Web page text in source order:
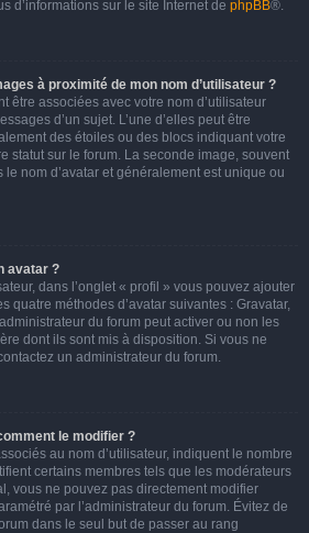
d’informations sur le site Internet de phpBB®.
à proximité de mon nom d’utilisateur ?
être associées avec votre nom d’utilisateur
d’un sujet. L’une d’elles peut être
des étoiles ou des blocs indiquant votre
statut sur le forum. La seconde image, souvent
nom d’avatar et généralement est unique ou
avatar ?
dans l’onglet « profil » vous pouvez ajouter
quatre méthodes d’avatar suivantes : Gravatar,
du forum peut activer ou non les
dont ils sont mis à disposition. Si vous ne
un administrateur du forum.
le modifier ?
au nom d’utilisateur, indiquent le nombre
certains membres tels que les modérateurs
vous ne pouvez pas directement modifier
par l’administrateur du forum. Évitez de
dans le seul but de passer au rang